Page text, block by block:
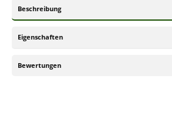
Beschreibung
Eigenschaften
Bewertungen